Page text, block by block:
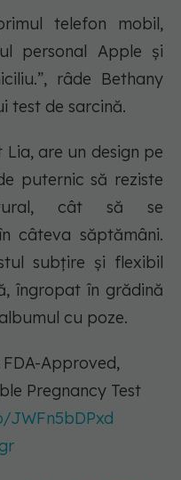
telefon mobil,
personal Apple și
râde Bethany
test de sarcină.
are un design pe
puternic să reziste
cât să se
câteva săptămâni.
subțire și flexibil
îngropat în grădină
cu poze.
Approved,
Pregnancy Test